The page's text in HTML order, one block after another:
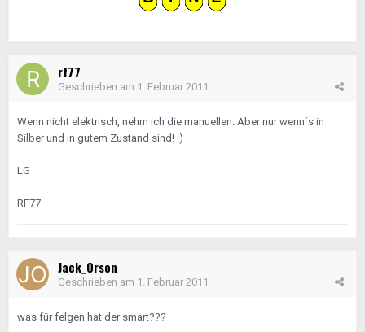
rf77
Geschrieben am 1. Februar 2011
Wenn nicht elektrisch, nehm ich die manuellen. Aber nur wenn´s in
Silber und in gutem Zustand sind! :)
LG
RF77
Jack_Orson
Geschrieben am 1. Februar 2011
was für felgen hat der smart???